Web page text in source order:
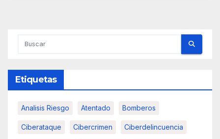
Etiquetas
Analisis Riesgo Atentado Bomberos
Ciberataque Cibercrimen Ciberdelincuencia